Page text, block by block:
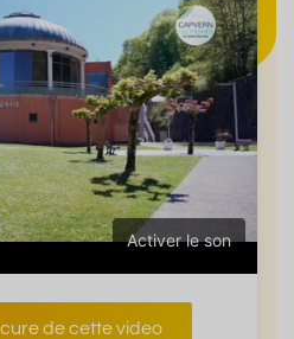
Activer le son
de cette video